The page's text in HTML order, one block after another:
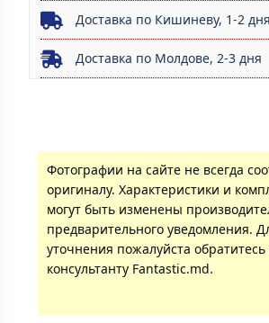
Доставка по Кишиневу, 1-2 дня
Доставка по Молдове, 2-3 дня
Фотографии на сайте не всегда
оригиналу. Характеристики и
могут быть изменены
предварительного уведомления.
уточнения пожалуйста обратитесь
консультанту Fantastic.md.